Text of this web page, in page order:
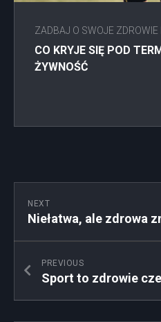
ZADBAJ O SWOJE ZDROWIE
CO KRYJE SIĘ POD
ŻYWNOŚĆ
NEXT
Niełatwa, ale zdrowa
PREVIOUS
Sport to zdrowie